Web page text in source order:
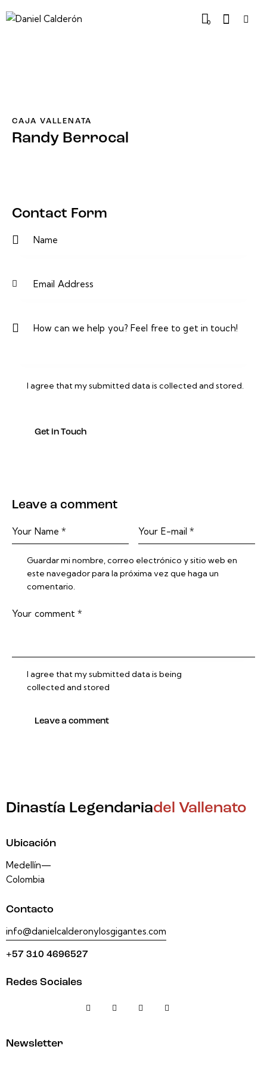
0
CAJA VALLENATA
Randy Berrocal
Contact Form
I agree that my submitted data iscollected and stored.
Leave a comment
Guardar mi nombre, correo electrónico y sitio web en
este navegador para la próxima vez que haga un
comentario.
I agree that my submitted data is being
collected and stored
Dinastía Legendariadel Vallenato
Ubicación
Medellín—
Colombia
Contacto
info@danielcalderonylosgigantes.com
+57 310 4696527
Redes Sociales
Newsletter